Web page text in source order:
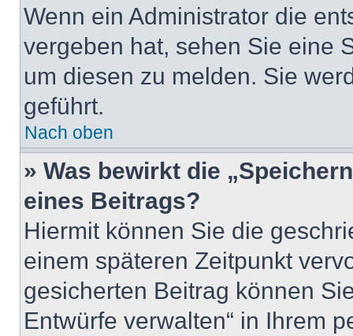
Wenn ein Administrator die
vergeben hat, sehen Sie eine
um diesen zu melden. Sie
geführt.
Nach oben
» Was bewirkt die
eines Beitrags?
Hiermit können Sie die
einem späteren Zeitpunkt
gesicherten Beitrag können
Entwürfe verwalten“ in Ihrem